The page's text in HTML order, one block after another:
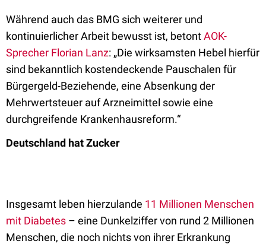
Während auch das BMG sich weiterer und
kontinuierlicher Arbeit bewusst ist, betontAOK-
Sprecher Florian Lanz: „Die wirksamsten Hebel hierfür
sind bekanntlich kostendeckende Pauschalen für
Bürgergeld-Beziehende, eine Absenkung der
Mehrwertsteuer auf Arzneimittel sowie eine
durchgreifende Krankenhausreform.“
Deutschland hat Zucker
Insgesamt leben hierzulande 11 Millionen Menschen
mit Diabetes – eine Dunkelziffer von rund 2 Millionen
Menschen, die noch nichts von ihrer Erkrankung